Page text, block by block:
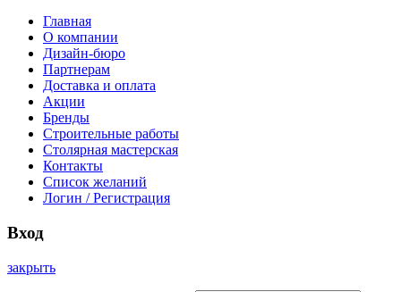
Главная
О компании
Дизайн-бюро
Партнерам
Доставка и оплата
Акции
Бренды
Строительные работы
Столярная мастерская
Контакты
Список желаний
Логин / Регистрация
Вход
закрыть